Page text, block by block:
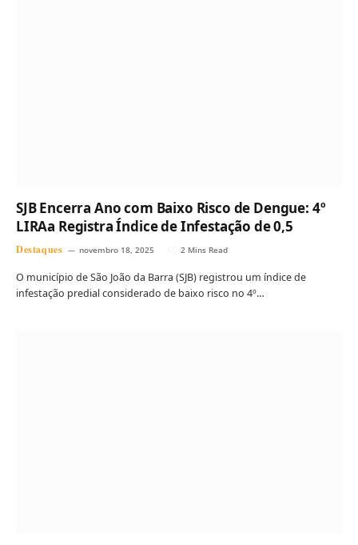
SJB Encerra Ano com Baixo Risco de Dengue: 4º
LIRAa Registra Índice de Infestação de 0,5
Destaques novembro 18, 2025 2 Mins Read
O município de São João da Barra (SJB) registrou um índice de
infestação predial considerado de baixo risco no 4º…